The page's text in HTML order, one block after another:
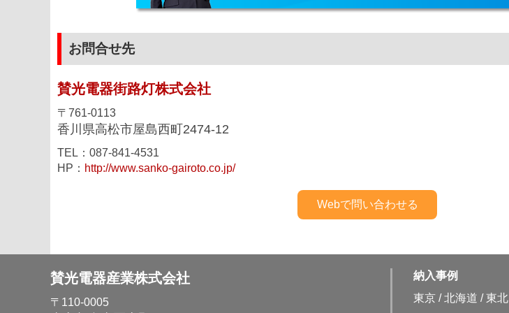
お問合せ先
賛光電器街路灯株式会社
〒761-0113
香川県高松市屋島西町2474-12
TEL：087-841-4531
HP： http://www.sanko-gairoto.co.jp/
賛光電器産業株式会社
〒110-0005
納入事例
東京 /北海道 /東北